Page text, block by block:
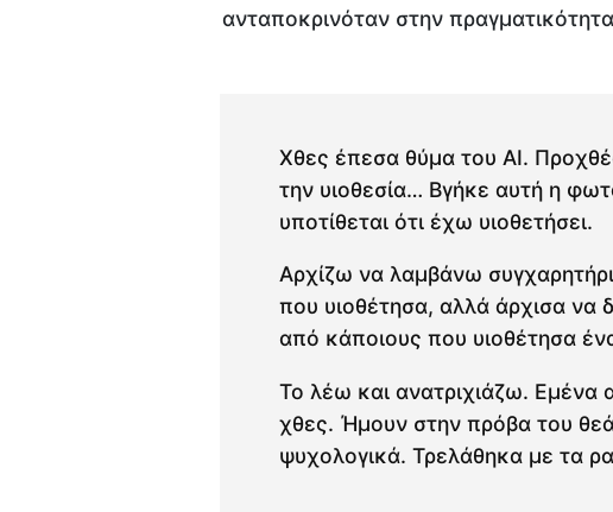
ανταποκρινόταν στην
Χθες έπεσα θύμα του AI.
την υιοθεσία… Βγήκε αυτή η
υποτίθεται ότι έχω υιοθετήσει.
Αρχίζω να λαμβάνω
που υιοθέτησα, αλλά άρχισα να
από κάποιους που υιοθέτησα
Το λέω και ανατριχιάζω. Εμένα
χθες. Ήμουν στην πρόβα του
ψυχολογικά. Τρελάθηκα με τα